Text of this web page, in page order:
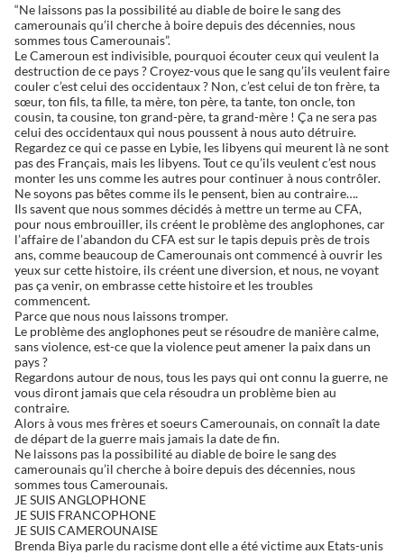
“Ne laissons pas la possibilité au diable de boire le sang des
camerounais qu’il cherche à boire depuis des décennies, nous
sommes tous Camerounais”.
Le Cameroun est indivisible, pourquoi écouter ceux qui veulent la
destruction de ce pays ? Croyez-vous que le sang qu’ils veulent faire
couler c’est celui des occidentaux ? Non, c’est celui de ton frère, ta
sœur, ton fils, ta fille, ta mère, ton père, ta tante, ton oncle, ton
cousin, ta cousine, ton grand-père, ta grand-mère ! Ça ne sera pas
celui des occidentaux qui nous poussent à nous auto détruire.
Regardez ce qui ce passe en Lybie, les libyens qui meurent là ne sont
pas des Français, mais les libyens. Tout ce qu’ils veulent c’est nous
monter les uns comme les autres pour continuer à nous contrôler.
Ne soyons pas bêtes comme ils le pensent, bien au contraire….
Ils savent que nous sommes décidés à mettre un terme au CFA,
pour nous embrouiller, ils créent le problème des anglophones, car
l’affaire de l’abandon du CFA est sur le tapis depuis près de trois
ans, comme beaucoup de Camerounais ont commencé à ouvrir les
yeux sur cette histoire, ils créent une diversion, et nous, ne voyant
pas ça venir, on embrasse cette histoire et les troubles
commencent.
Parce que nous nous laissons tromper.
Le problème des anglophones peut se résoudre de manière calme,
sans violence, est-ce que la violence peut amener la paix dans un
pays ?
Regardons autour de nous, tous les pays qui ont connu la guerre, ne
vous diront jamais que cela résoudra un problème bien au
contraire.
Alors à vous mes frères et soeurs Camerounais, on connaît la date
de départ de la guerre mais jamais la date de fin.
Ne laissons pas la possibilité au diable de boire le sang des
camerounais qu’il cherche à boire depuis des décennies, nous
sommes tous Camerounais.
JE SUIS ANGLOPHONE
JE SUIS FRANCOPHONE
JE SUIS CAMEROUNAISE
Brenda Biya parle du racisme dont elle a été victime aux Etats-unis